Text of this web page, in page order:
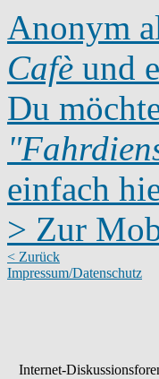
Anonym
Cafè und
Du
einfach
> Zur
< Zurück
Impressum/Datenschutz
Internet-